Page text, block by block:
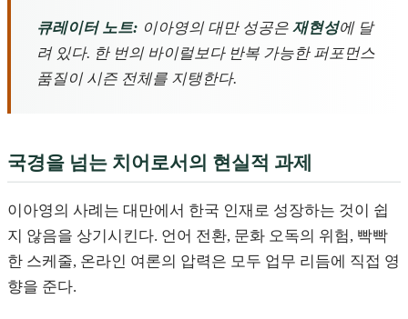
큐레이터 노트: 이아영의 대만 성공은 재현성에 달
려 있다. 한 번의 바이럴보다 반복 가능한 퍼포먼스
품질이 시즌 전체를 지탱한다.
국경을 넘는 치어로서의 현실적 과제
이아영의 사례는 대만에서 한국 인재로 성장하는 것이 쉽
지 않음을 상기시킨다. 언어 전환, 문화 오독의 위험, 빡빡
한 스케줄, 온라인 여론의 압력은 모두 업무 리듬에 직접 영
향을 준다.